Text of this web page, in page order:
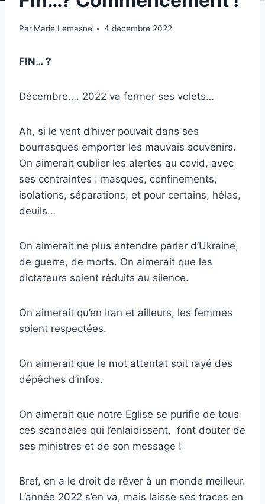
Par Marie Lemasne 4 décembre 2022
FIN… ?
Décembre…. 2022 va fermer ses volets…
Ah, si le vent d’hiver pouvait dans ses
bourrasques emporter les mauvais souvenirs.
On aimerait oublier les alertes au covid, avec
ses contraintes : masques, confinements,
isolations, séparations, et pour certains, hélas,
deuils…
On aimerait ne plus entendre parler d’Ukraine,
de guerre, de morts. On aimerait que les
dictateurs soient réduits au silence.
On aimerait qu’en Iran et ailleurs, les femmes
soient respectées.
On aimerait que le mot attentat soit rayé des
dépêches d’infos.
On aimerait que notre Eglise se purifie de tous
ces scandales qui l’enlaidissent, font douter de
ses ministres et de son message !
Bref, on a le droit de rêver à un monde meilleur.
L’année 2022 s’en va, mais laisse ses traces en